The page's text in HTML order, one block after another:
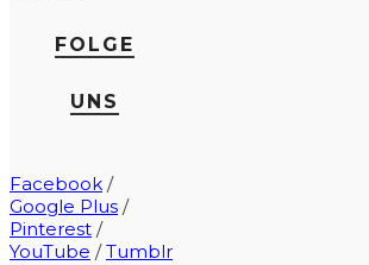
FOLGE
UNS
Facebook /
Google Plus /
Pinterest /
YouTube /Tumblr